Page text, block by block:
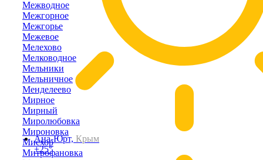
Ана-Юрт, Крым
+25°
Межводное
Межгорное
Межгорье
Межевое
Мелехово
Мелководное
Мельники
Мельничное
Менделеево
Мирное
Мирный
Миролюбовка
Мироновка
Мисхор
Митрофановка